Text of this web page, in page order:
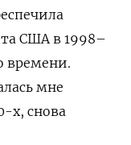
США в 1998–
времени.
мне
х, снова